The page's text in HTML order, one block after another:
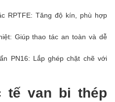
RPTFE: Tăng độ kín, phù hợp
Giúp thao tác an toàn và dễ
PN16: Lắp ghép chặt chẽ với
tế van bi thép